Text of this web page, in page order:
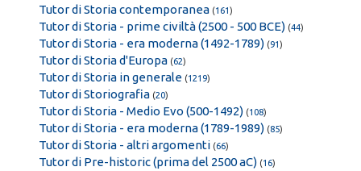
Tutor di Storia contemporanea (161)
Tutor di Storia - prime civiltà (2500 - 500 BCE) (44)
Tutor di Storia - era moderna (1492-1789) (91)
Tutor di Storia d'Europa (62)
Tutor di Storia in generale (1219)
Tutor di Storiografia (20)
Tutor di Storia - Medio Evo (500-1492) (108)
Tutor di Storia - era moderna (1789-1989) (85)
Tutor di Storia - altri argomenti (66)
Tutor di Pre-historic (prima del 2500 aC) (16)